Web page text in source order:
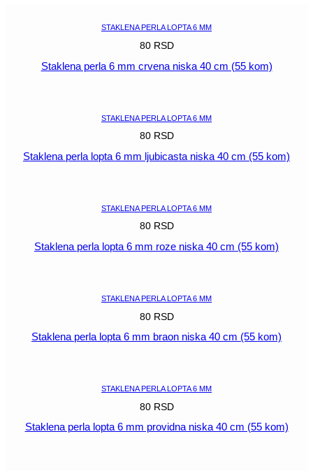
STAKLENA PERLA LOPTA 6 MM
80 RSD
Staklena perla 6 mm crvena niska 40 cm (55 kom)
STAKLENA PERLA LOPTA 6 MM
80 RSD
Staklena perla lopta 6 mm ljubicasta niska 40 cm (55 kom)
STAKLENA PERLA LOPTA 6 MM
80 RSD
Staklena perla lopta 6 mm roze niska 40 cm (55 kom)
STAKLENA PERLA LOPTA 6 MM
80 RSD
Staklena perla lopta 6 mm braon niska 40 cm (55 kom)
STAKLENA PERLA LOPTA 6 MM
80 RSD
Staklena perla lopta 6 mm providna niska 40 cm (55 kom)